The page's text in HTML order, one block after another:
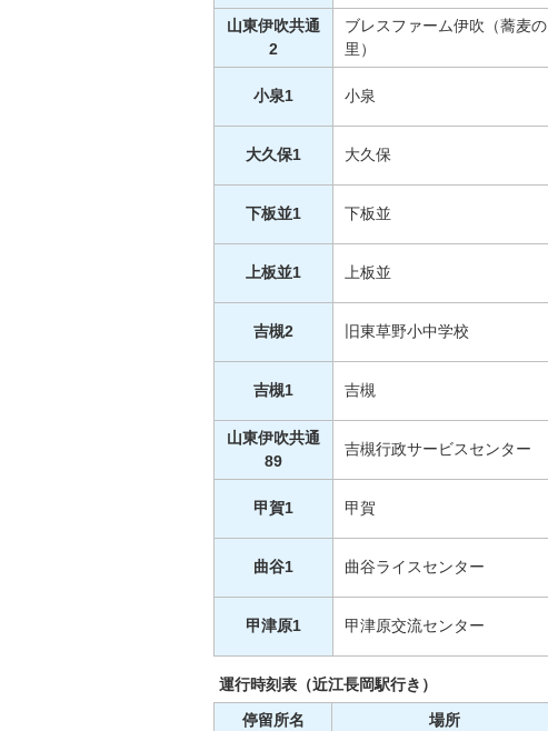
山東伊吹共通
2
ブレスファーム伊吹（蕎麦の
里）
小泉1 小泉
大久保1 大久保
下板並1 下板並
上板並1 上板並
吉槻2 旧東草野小中学校
吉槻1 吉槻
山東伊吹共通
89
吉槻行政サービスセンター
甲賀1 甲賀
曲谷1 曲谷ライスセンター
甲津原1 甲津原交流センター
運行時刻表（近江長岡駅行き）
停留所名
場所